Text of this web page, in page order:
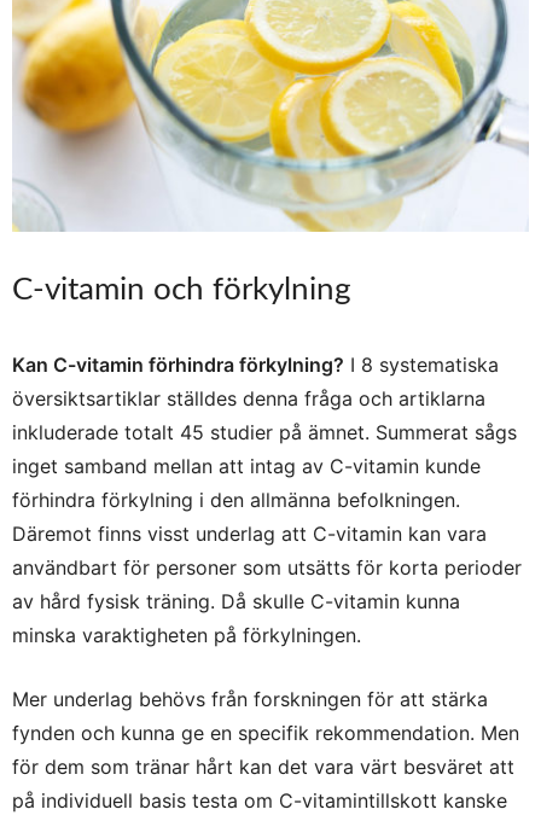
C-vitamin och förkylning
Kan C-vitamin förhindra förkylning? I 8 systematiska
översiktsartiklar ställdes denna fråga och artiklarna
inkluderade totalt 45 studier på ämnet. Summerat sågs
inget samband mellan att intag av C-vitamin kunde
förhindra förkylning i den allmänna befolkningen.
Däremot finns visst underlag att C-vitamin kan vara
användbart för personer som utsätts för korta perioder
av hård fysisk träning. Då skulle C-vitamin kunna
minska varaktigheten på förkylningen.
Mer underlag behövs från forskningen för att stärka
fynden och kunna ge en specifik rekommendation. Men
för dem som tränar hårt kan det vara värt besväret att
på individuell basis testa om C-vitamintillskott kanske